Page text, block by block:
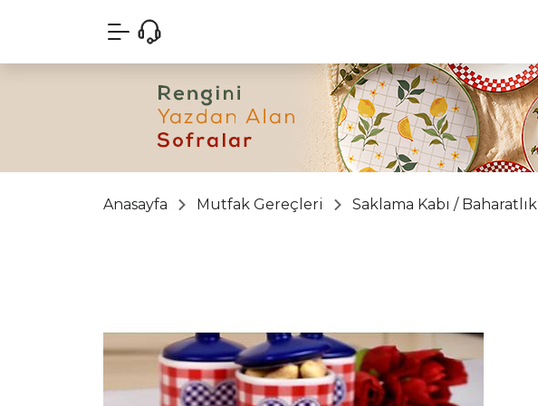
Anasayfa Mutfak Gereçleri Saklama Kabı / Baharatlık